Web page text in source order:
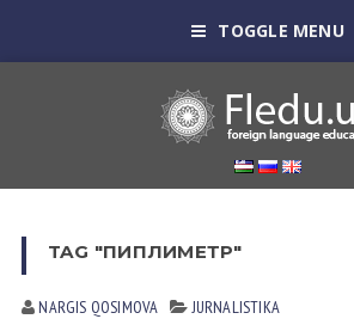
TOGGLE MENU
TAG "ПИПЛИМЕТР"
NARGIS QOSIMOVА JURNALISTIKA